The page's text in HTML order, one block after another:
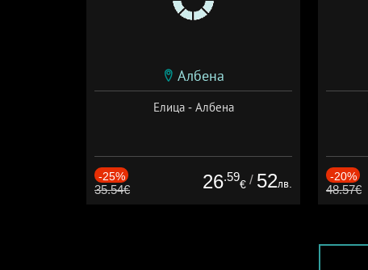
Албена
Елица - Албена
-25%
35.54€ 26.59
€ / 52лв.
-20%
48.57€